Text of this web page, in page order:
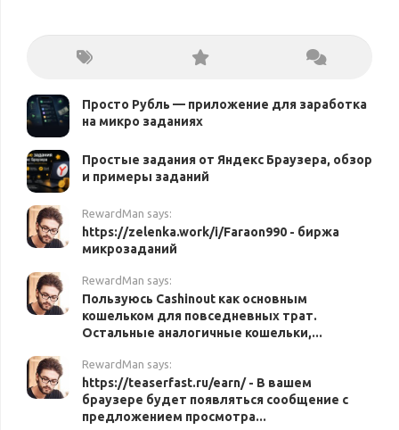
Просто Рубль — приложение для заработка
на микро заданиях
Простые задания от Яндекс Браузера, обзор
и примеры заданий
RewardMan says:
https://zelenka.work/i/Faraon990 - биржа
микрозаданий
RewardMan says:
Пользуюсь Cashinout как основным
кошельком для повседневных трат.
Остальные аналогичные кошельки,...
RewardMan says:
https://teaserfast.ru/earn/ - В вашем
браузере будет появляться сообщение с
предложением просмотра...